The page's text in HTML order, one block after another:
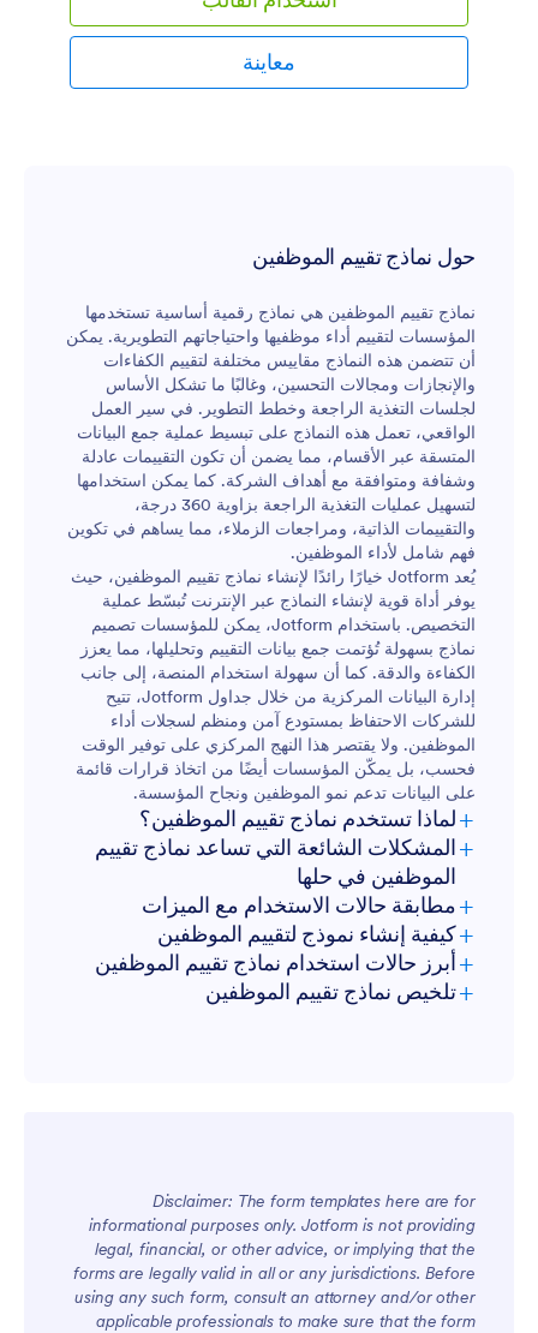
ومشاركتها مع فريقك.تمامًا كما تهتم بتقديم كل طبق
بأفضل شكل، فلماذا لا تفعل الشيء نفسه مع نموذج تقييم
الموظفين؟ دون الحاجة إلى أي مهارات برمجية، يمكنك
المشرفون من تعبئته من أي جهاز. باستخدام نموذج تقييم
موظفي المطعم عبر الإنترنت، ستحصل على ملاحظات
الاستمرار في تقديم طعام لذيذ وخدمة عملاء متميزة!
معاينة
حول نماذج تقييم الموظفين
نماذج تقييم الموظفين هي نماذج رقمية أساسية تستخدمها
المؤسسات لتقييم أداء موظفيها واحتياجاتهم التطويرية. يمكن
أن تتضمن هذه النماذج مقاييس مختلفة لتقييم الكفاءات
والإنجازات ومجالات التحسين، وغالبًا ما تشكل الأساس
لجلسات التغذية الراجعة وخطط التطوير. في سير العمل
الواقعي، تعمل هذه النماذج على تبسيط عملية جمع البيانات
المتسقة عبر الأقسام، مما يضمن أن تكون التقييمات عادلة
وشفافة ومتوافقة مع أهداف الشركة. كما يمكن استخدامها
لتسهيل عمليات التغذية الراجعة بزاوية 360 درجة،
والتقييمات الذاتية، ومراجعات الزملاء، مما يساهم في تكوين
فهم شامل لأداء الموظفين.
يُعد Jotform خيارًا رائدًا لإنشاء نماذج تقييم الموظفين، حيث
يوفر أداة قوية لإنشاء النماذج عبر الإنترنت تُبسّط عملية
التخصيص. باستخدام Jotform، يمكن للمؤسسات تصميم
نماذج بسهولة تُؤتمت جمع بيانات التقييم وتحليلها، مما يعزز
الكفاءة والدقة. كما أن سهولة استخدام المنصة، إلى جانب
إدارة البيانات المركزية من خلال جداول Jotform، تتيح
للشركات الاحتفاظ بمستودع آمن ومنظم لسجلات أداء
الموظفين. ولا يقتصر هذا النهج المركزي على توفير الوقت
فحسب، بل يمكّن المؤسسات أيضًا من اتخاذ قرارات قائمة
على البيانات تدعم نمو الموظفين ونجاح المؤسسة.
+لماذا تستخدم نماذج تقييم الموظفين؟
+المشكلات الشائعة التي تساعد نماذج تقييم
الموظفين في حلها
+مطابقة حالات الاستخدام مع الميزات
+كيفية إنشاء نموذج لتقييم الموظفين
+أبرز حالات استخدام نماذج تقييم الموظفين
للمدراء +تلخيص نماذج تقييم الموظفين
Disclaimer: The form templates here are for
informational purposes only. Jotform is not providing
legal, financial, or other advice, or implying that the
forms are legally valid in all or any jurisdictions. Before
using any such form, consult an attorney and/or other
applicable professionals to make sure that the form